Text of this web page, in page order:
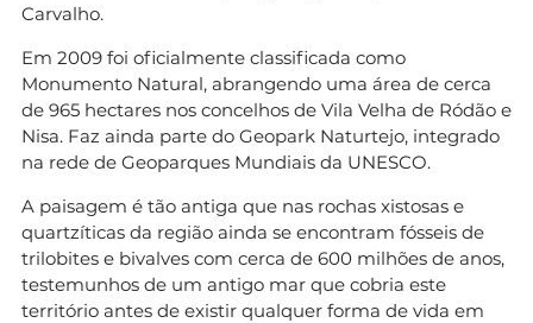
Carvalho.
Em 2009 foi oficialmente classificada como
Monumento Natural, abrangendo uma área de cerca
de 965 hectares nos concelhos de Vila Velha de Ródão e
Nisa. Faz ainda parte do Geopark Naturtejo, integrado
na rede de Geoparques Mundiais da UNESCO.
A paisagem é tão antiga que nas rochas xistosas e
quartzíticas da região ainda se encontram fósseis de
trilobites e bivalves com cerca de 600 milhões de anos,
testemunhos de um antigo mar que cobria este
território antes de existir qualquer forma de vida em